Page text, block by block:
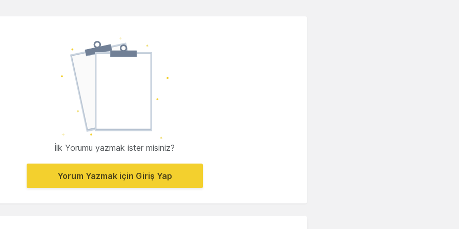
İlk Yorumu yazmak ister misiniz?
Yorum Yazmak için Giriş Yap